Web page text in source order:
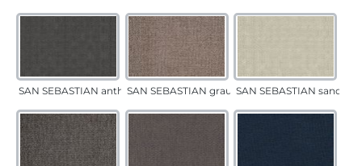
SAN SEBASTIAN anthrazitSAN SEBASTIAN grau-sandSAN SEBASTIAN sand